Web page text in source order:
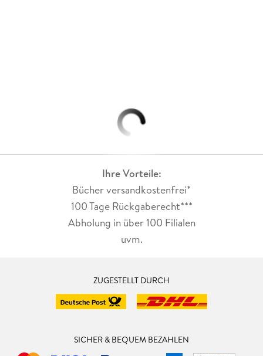
Ihre Vorteile:
Bücher versandkostenfrei*
100 Tage Rückgaberecht***
Abholung in über 100 Filialen
uvm.
ZUGESTELLT DURCH
SICHER & BEQUEM BEZAHLEN